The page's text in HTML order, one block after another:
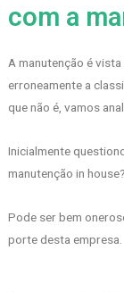
com a
A manutenção é
erroneamente a
que não é, vamos
Inicialmente
manutenção in house?
Pode ser bem
porte desta empresa.